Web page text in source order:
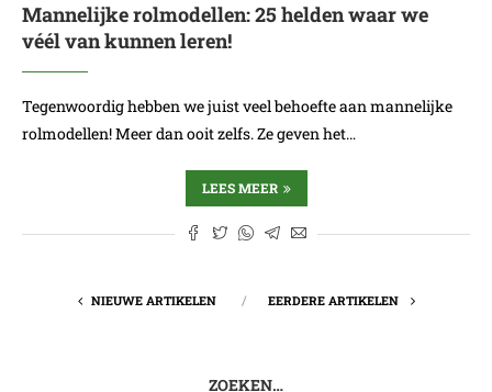
Mannelijke rolmodellen: 25 helden waar we
véél van kunnen leren!
Tegenwoordig hebben we juist veel behoefte aan mannelijke
rolmodellen! Meer dan ooit zelfs. Ze geven het…
LEES MEER
NIEUWE ARTIKELEN EERDERE ARTIKELEN
ZOEKEN…